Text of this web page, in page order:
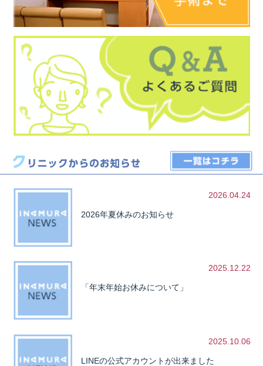
2026.04.24
2026年夏休みのお知らせ
2025.12.22
「年末年始お休みについて」
2025.10.06
LINEの公式アカウントが出来ました